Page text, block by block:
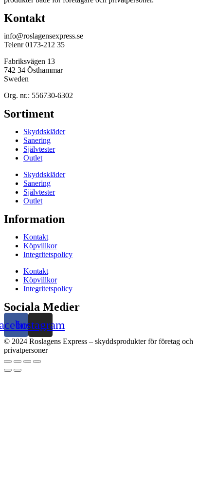
Kontakt
info@roslagensexpress.se
Telenr 0173-212 35
Fabriksvägen 13
742 34 Östhammar
Sweden
Org. nr.: 556730-6302
Sortiment
Skyddskläder
Sanering
Självtester
Outlet
Skyddskläder
Sanering
Självtester
Outlet
Information
Kontakt
Köpvillkor
Integritetspolicy
Kontakt
Köpvillkor
Integritetspolicy
Sociala Medier
Instagram
© 2024 Roslagens Express – skyddsprodukter för företag och
privatpersoner